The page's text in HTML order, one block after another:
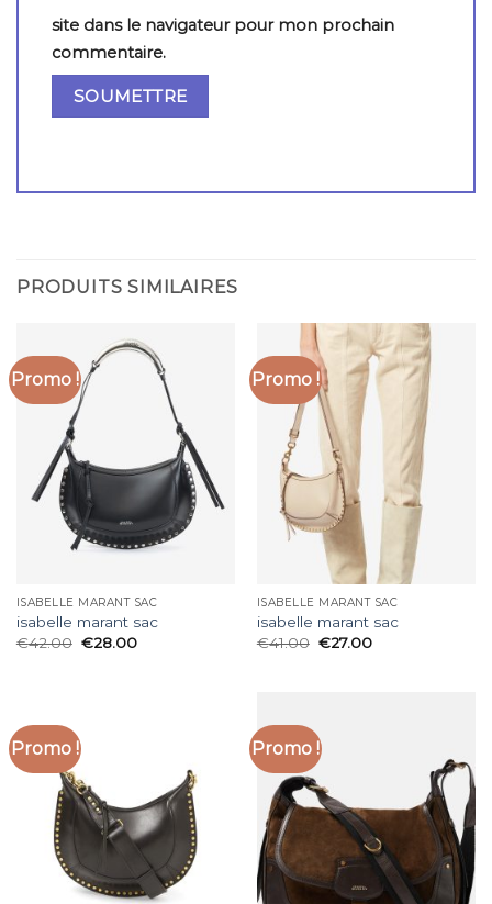
site dans le navigateur pour mon prochain
commentaire.
PRODUITS SIMILAIRES
Promo !
ISABELLE MARANT SAC
isabelle marant sac
€42.00 €28.00
Promo !
ISABELLE MARANT SAC
isabelle marant sac
€41.00 €27.00
Promo ! Promo !